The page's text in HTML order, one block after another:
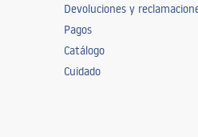
Devoluciones y
Pagos
Catálogo
Cuidado